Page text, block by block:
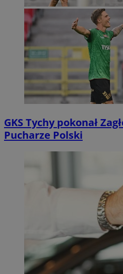
GKS Tychy pokonał
Pucharze Polski